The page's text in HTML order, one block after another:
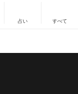
占い すべて